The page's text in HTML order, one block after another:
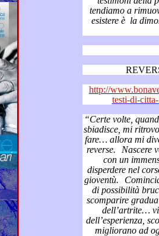
tendiamo a rimuoverla a dimenticarcene: il nostro
esistere è la dimostrazione che
http://
testi-di-
“Certe volte, quando le ore si
sbiadisce, mi ritrovo alla scrivania senza più nulla da
fare… allora mi diverto ad
reverse.
Nascere vecchio, resuscitando dalla morte
con un immenso
disperdere nel corso degli anni così come
gioventù.
Cominciare la vita con una
di possibilità bruciate affrontando con serenità lo
scomparire graduale del rimpianto,
dell’artrite… vivere
dell’esperienza, scoprire che i miei polmoni bruciati
migliorano ad ogni